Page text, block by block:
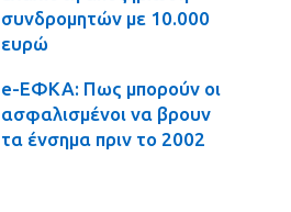
συνδρομητών με 10.000
ευρώ
e-ΕΦΚΑ: Πως μπορούν οι
ασφαλισμένοι να βρουν
τα ένσημα πριν το 2002